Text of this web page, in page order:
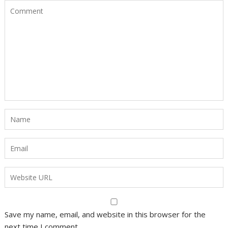
Save my name, email, and website in this browser for the